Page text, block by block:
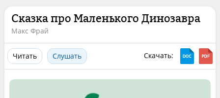
Сказка про Маленького Динозавра
Макс Фрай
Читать Слушать Скачать: